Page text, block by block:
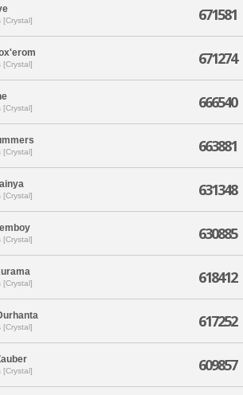
[Crystal] 671581
[Crystal] 671274
[Crystal] 666540
[Crystal] 663881
[Crystal] 631348
[Crystal] 630885
[Crystal] 618412
[Crystal] 617252
[Crystal] 609857